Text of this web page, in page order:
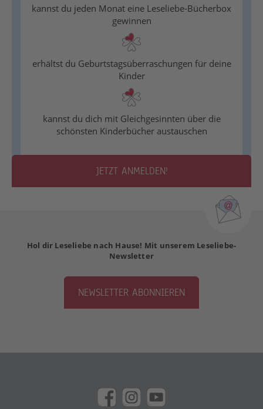
kannst du jeden Monat eine Leseliebe-Bücherbox
gewinnen
erhältst du Geburtstagsüberraschungen für deine
Kinder
kannst du dich mit Gleichgesinnten über die
schönsten Kinderbücher austauschen
JETZT ANMELDEN!
Hol dir Leseliebe nach Hause! Mit unserem Leseliebe-
Newsletter
NEWSLETTER ABONNIEREN